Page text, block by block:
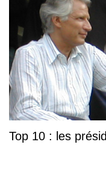
Top 10 : les